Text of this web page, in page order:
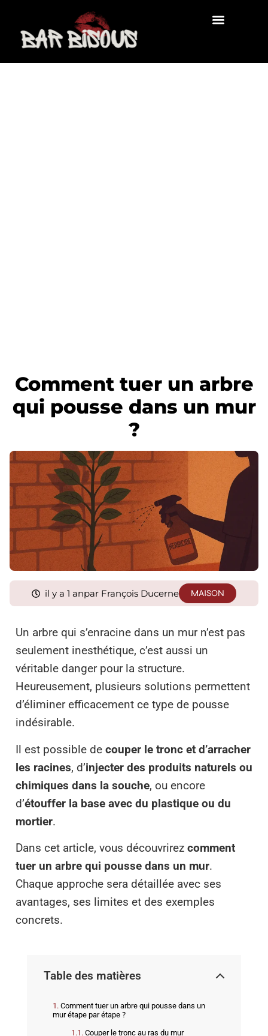
Comment tuer un arbre
qui pousse dans un mur
?
il y a 1 anpar François Ducerne MAISON
Un arbre qui s’enracine dans un mur n’est pas
seulement inesthétique, c’est aussi un
véritable danger pour la structure.
Heureusement, plusieurs solutions permettent
d’éliminer efficacement ce type de pousse
indésirable.
Il est possible de couper le tronc et d’arracher
les racines, d’injecter des produits naturels ou
chimiques dans la souche, ou encore
d’étouffer la base avec du plastique ou du
mortier.
Dans cet article, vous découvrirez comment
tuer un arbre qui pousse dans un mur.
Chaque approche sera détaillée avec ses
avantages, ses limites et des exemples
concrets.
Table des matières
Comment tuer un arbre qui pousse dans un
mur étape par étape ?
Couper le tronc au ras du mur